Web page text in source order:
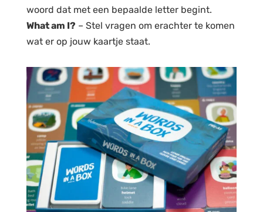
woord dat met een bepaalde letter begint.
What am I? – Stel vragen om erachter te komen
wat er op jouw kaartje staat.